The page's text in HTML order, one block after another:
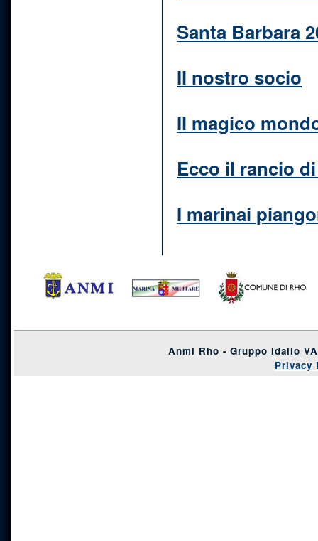
Santa Barbara
Il nostro socio
Il magico
Ecco il rancio
I marinai
Anmi Rho - Gruppo Idalio
Privacy